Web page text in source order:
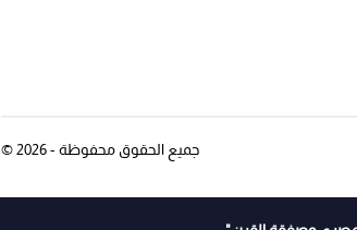
جميع الحقوق محفوظة - 2026 ©